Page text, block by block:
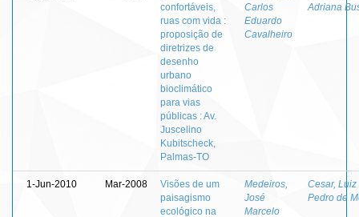
confortáveis,
ruas com vida :
proposição de
diretrizes de
desenho
urbano
bioclimático
para vias
públicas : Av.
Juscelino
Kubitscheck,
Palmas-TO
Carlos
Eduardo
Cavalheiro
Adriana
1-Jun-2010 Mar-2008
Visões de um
paisagismo
ecológico na
Medeiros,
José
Marcelo
Cesar, Luiz
Pedro de